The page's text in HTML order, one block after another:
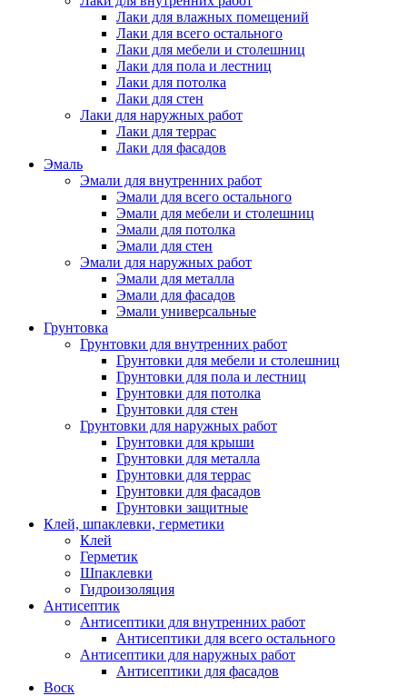
Лаки для влажных помещений
Лаки для всего остального
Лаки для мебели и столешниц
Лаки для пола и лестниц
Лаки для потолка
Лаки для стен
Лаки для наружных работ
Лаки для террас
Лаки для фасадов
Эмаль
Эмали для внутренних работ
Эмали для всего остального
Эмали для мебели и столешниц
Эмали для потолка
Эмали для стен
Эмали для наружных работ
Эмали для металла
Эмали для фасадов
Эмали универсальные
Грунтовка
Грунтовки для внутренних работ
Грунтовки для мебели и столешниц
Грунтовки для пола и лестниц
Грунтовки для потолка
Грунтовки для стен
Грунтовки для наружных работ
Грунтовки для крыши
Грунтовки для металла
Грунтовки для террас
Грунтовки для фасадов
Грунтовки защитные
Клей, шпаклевки, герметики
Клей
Герметик
Шпаклевки
Гидроизоляция
Антисептик
Антисептики для внутренних работ
Антисептики для всего остального
Антисептики для наружных работ
Антисептики для фасадов
Воск